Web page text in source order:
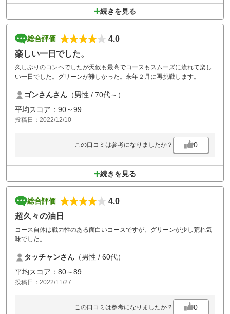
続きを見る
総合評価
4.0
楽しい一日でした。
久しぶりのコンペでしたが天候も最高でコースもスムーズに流れて楽し
い一日でした。グリーンが難しかった。来年２月に再挑戦します。
ゴンさんさん （男性 / 70代～）
平均スコア：90～99
投稿日：2022/12/10
この口コミは参考になりましたか？ 0
続きを見る
総合評価
4.0
超久々の油日
コース自体は戦力性のある面白いコースですが、グリーンが少し荒れ気
味でした。
なによりも感激したのは、カート置き場で常備薬を無くしたのですが、
それを見つけたスタッフの方がホール途中までわざわざ届けてくれたこ
とです、感謝申し上げます。。
タッチャンさん （男性 / 60代）
平均スコア：80～89
投稿日：2022/11/27
この口コミは参考になりましたか？ 0